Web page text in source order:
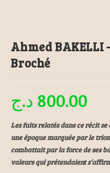
Ahmed BAKELLI
Broché
800.00 د.ج
Les faits relatés dans ce récit
une époque marquée par le
combattait par la force de ses
valeurs qui prétendaient